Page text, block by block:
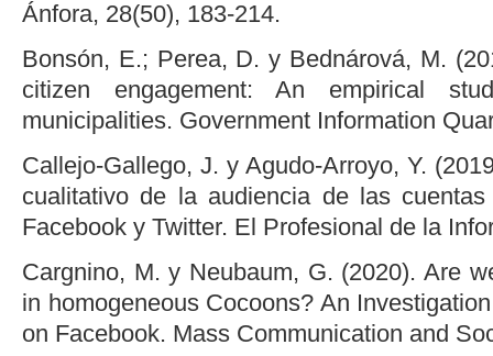
Ánfora, 28(50), 183-214.
Bonsón, E.; Perea, D. y Bednárová, M.
citizen engagement: An empirical
municipalities. Government Information
Callejo-Gallego, J. y Agudo-Arroyo, Y.
cualitativo de la audiencia de las
Facebook y Twitter. El Profesional de la
Cargnino, M. y Neubaum, G. (2020). Are
in homogeneous Cocoons? An
on Facebook. Mass Communication and